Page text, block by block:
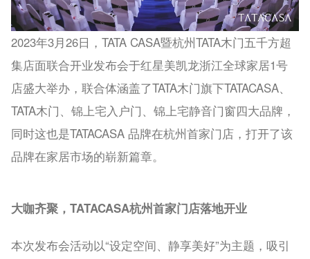
2023年3月26日，TATA CASA暨杭州TATA木门五千方超
集店面联合开业发布会于红星美凯龙浙江全球家居1号
店盛大举办，联合体涵盖了TATA木门旗下TATACASA、
TATA木门、锦上宅入户门、锦上宅静音门窗四大品牌，
同时这也是TATACASA 品牌在杭州首家门店，打开了该
品牌在家居市场的崭新篇章。
大咖齐聚，TATACASA杭州首家门店落地开业
本次发布会活动以“设定空间、静享美好”为主题，吸引